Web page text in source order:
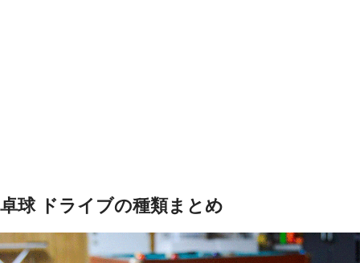
卓球 ドライブの種類まとめ